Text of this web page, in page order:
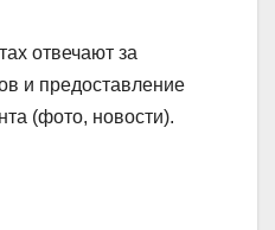
отвечают за
и предоставление
(фото, новости).